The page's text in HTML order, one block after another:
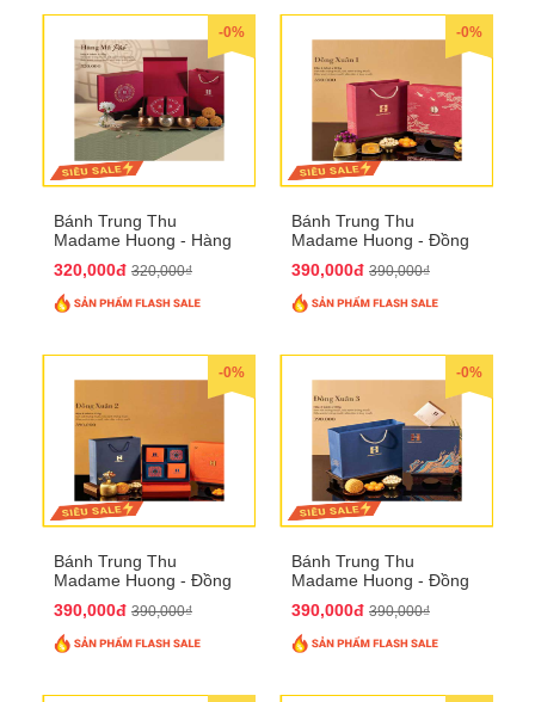
-0%
Bánh Trung Thu
Madame Huong - Hàng
320,000đ 320,000₫
-0%
Bánh Trung Thu
Madame Huong - Đồng
390,000đ 390,000₫
-0%
Bánh Trung Thu
Madame Huong - Đồng
390,000đ 390,000₫
-0%
Bánh Trung Thu
Madame Huong - Đồng
390,000đ 390,000₫